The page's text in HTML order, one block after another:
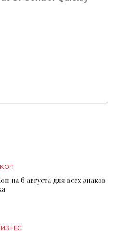
на 6 августа для всех знаков